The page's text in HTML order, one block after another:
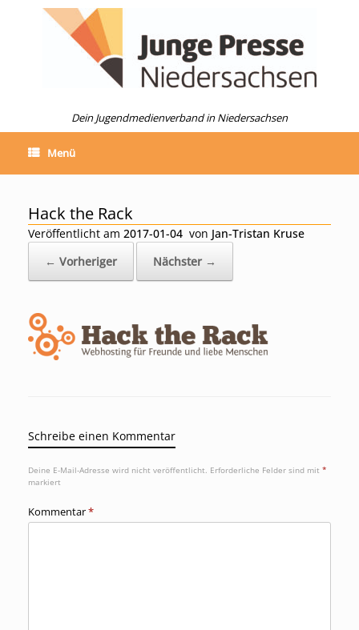
Dein Jugendmedienverband in Niedersachsen
Menü
Hack the Rack
Veröffentlicht am 2017-01-04 von Jan-Tristan Kruse
← Vorheriger
Nächster →
Schreibe einen Kommentar
Deine E-Mail-Adresse wird nicht veröffentlicht. Erforderliche Felder sind mit *
markiert
Kommentar*